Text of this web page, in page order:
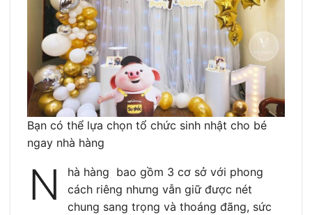
Bạn có thể lựa chọn tổ chức sinh nhật cho bé
ngay nhà hàng
N
hà hàng bao gồm 3 cơ sở với phong
cách riêng nhưng vẫn giữ được nét
chung sang trọng và thoáng đãng, sức